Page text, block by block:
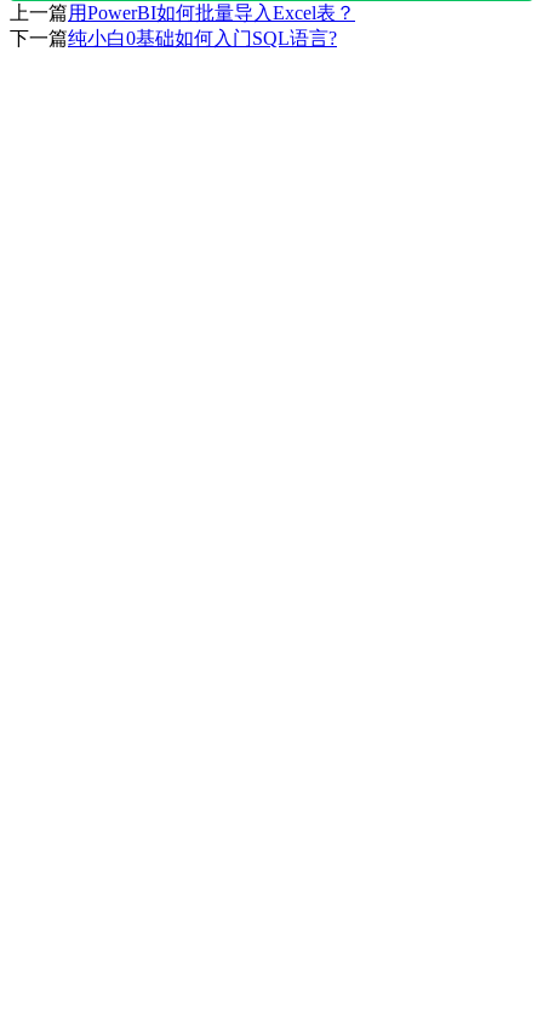
上一篇用PowerBI如何批量导入Excel表？
下一篇纯小白0基础如何入门SQL语言?